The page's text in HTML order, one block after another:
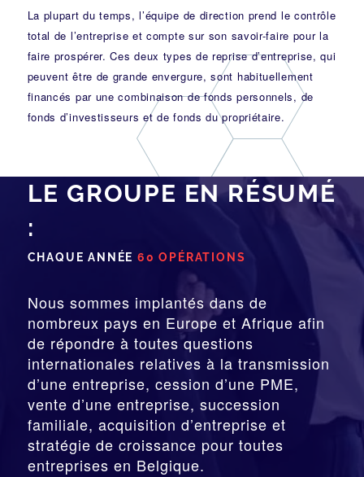
La plupart du temps, l’équipe de direction prend le contrôle
total de l’entreprise et compte sur son savoir-faire pour la
faire prospérer. Ces deux types de reprise d’entreprise, qui
peuvent être de grande envergure, sont habituellement
financés par une combinaison de fonds personnels, de
fonds d’investisseurs et de fonds du propriétaire.
LE GROUPE EN RÉSUMÉ
:
CHAQUE ANNÉE 60 OPÉRATIONS
Nous sommes implantés dans de
nombreux pays en Europe et Afrique afin
de répondre à toutes questions
internationales relatives à la transmission
d’une entreprise, cession d’une PME,
vente d’une entreprise, succession
familiale, acquisition d’entreprise et
stratégie de croissance pour toutes
entreprises en Belgique.